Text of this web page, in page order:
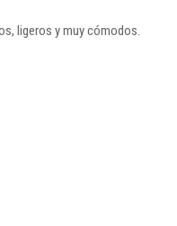
ligeros y muy cómodos.